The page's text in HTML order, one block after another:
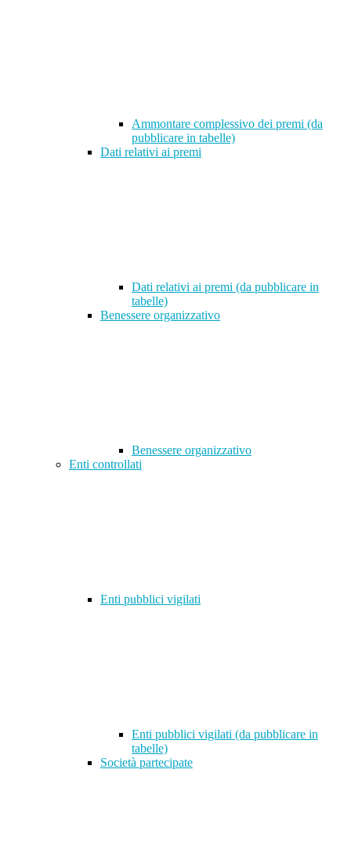
Ammontare complessivo dei premi (da
pubblicare in tabelle)
Dati relativi ai premi
Dati relativi ai premi (da pubblicare in
tabelle)
Benessere organizzativo
Benessere organizzativo
Enti controllati
Enti pubblici vigilati
Enti pubblici vigilati (da pubblicare in
tabelle)
Società partecipate